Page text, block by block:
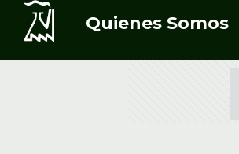
Quienes Somos